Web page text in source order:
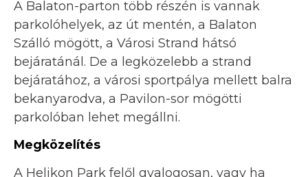
A Balaton-parton több részén is vannak
parkolóhelyek, az út mentén, a Balaton
Szálló mögött, a Városi Strand hátsó
bejáratánál. De a legközelebb a strand
bejáratához, a városi sportpálya mellett balra
bekanyarodva, a Pavilon-sor mögötti
parkolóban lehet megállni.
Megközelítés
A Helikon Park felől gyalogosan, vagy ha